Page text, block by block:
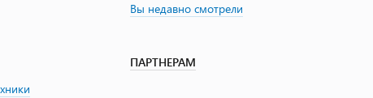
Вы недавно смотрели
ПАРТНЕРАМ